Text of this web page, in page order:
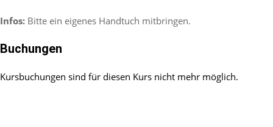
Infos: Bitte ein eigenes Handtuch mitbringen.
Buchungen
Kursbuchungen sind für diesen Kurs nicht mehr möglich.